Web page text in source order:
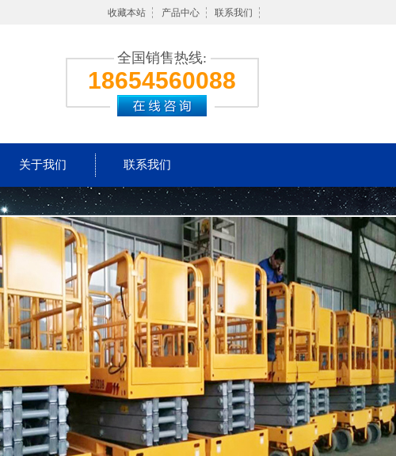
收藏本站 产品中心 联系我们
全国销售热线:
18654560088
关于我们 联系我们